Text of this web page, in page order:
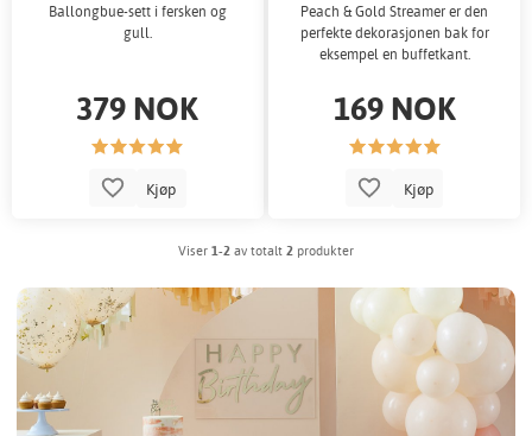
Ballongbue-sett i fersken og
gull.
379 NOK
Kjøp
Peach & Gold Streamer er den
perfekte dekorasjonen bak for
eksempel en buffetkant.
169 NOK
Kjøp
Viser 1-2 av totalt 2 produkter